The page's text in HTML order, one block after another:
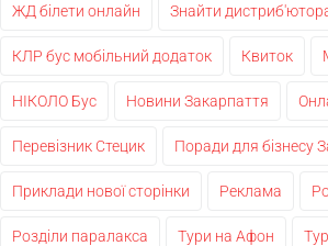
ЖД білети онлайн Знайти
КЛР бус мобільний додаток Квиток
НІКОЛО Бус Новини Закарпаття
Перевізник Стецик Поради для бізнесу
Приклади нової сторінки Реклама
Розділи паралакса Тури на Афон